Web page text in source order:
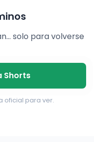
solo para volverse
Shorts
oficial para ver.